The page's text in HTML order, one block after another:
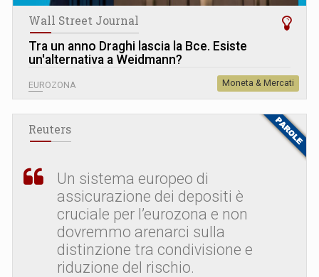
Wall Street Journal
Tra un anno Draghi lascia la Bce. Esiste
un'alternativa a Weidmann?
EUROZONA Moneta & Mercati
Reuters
Un sistema europeo di
assicurazione dei depositi è
cruciale per l’eurozona e non
dovremmo arenarci sulla
distinzione tra condivisione e
riduzione del rischio.